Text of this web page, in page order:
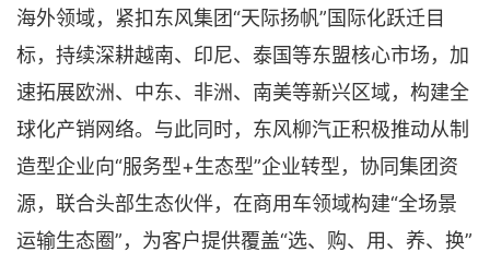
海外领域，紧扣东风集团“天际扬帆”国际化跃迁目
标，持续深耕越南、印尼、泰国等东盟核心市场，加
速拓展欧洲、中东、非洲、南美等新兴区域，构建全
球化产销网络。与此同时，东风柳汽正积极推动从制
造型企业向“服务型+生态型”企业转型，协同集团资
源，联合头部生态伙伴，在商用车领域构建“全场景
运输生态圈”，为客户提供覆盖“选、购、用、养、换”